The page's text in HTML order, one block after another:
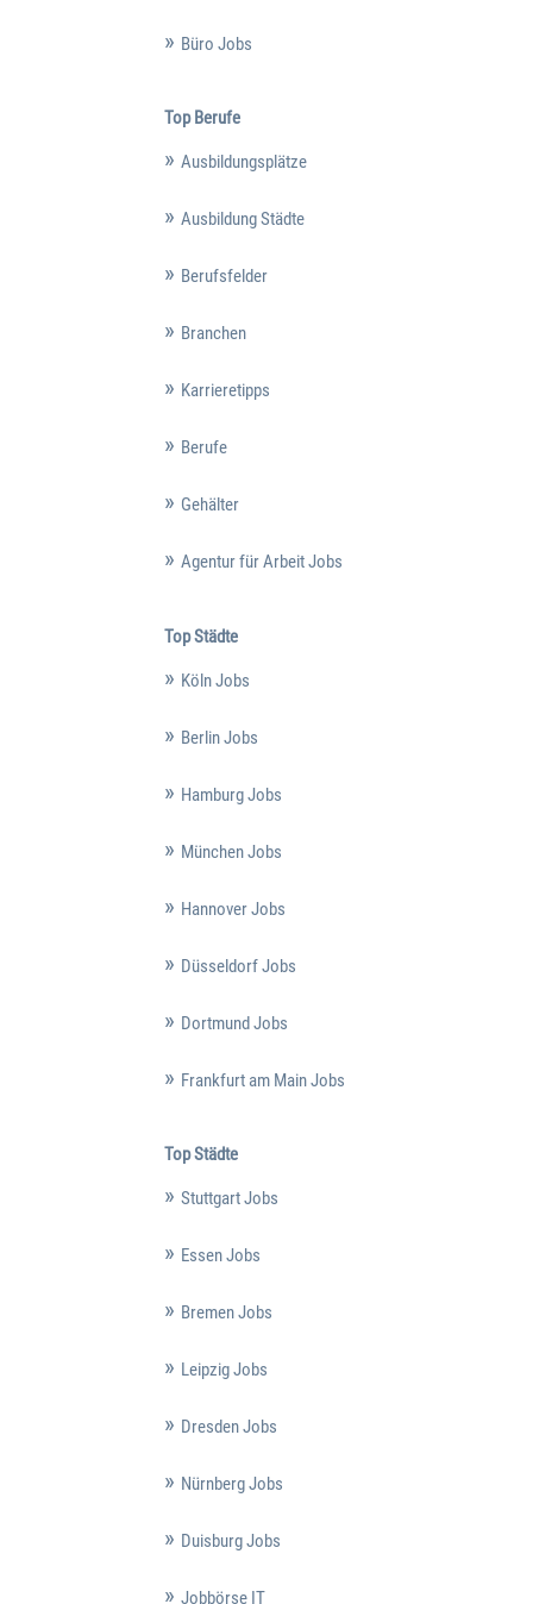
Büro Jobs
Top Berufe
Ausbildungsplätze
Ausbildung Städte
Berufsfelder
Branchen
Karrieretipps
Berufe
Gehälter
Agentur für Arbeit Jobs
Top Städte
Köln Jobs
Berlin Jobs
Hamburg Jobs
München Jobs
Hannover Jobs
Düsseldorf Jobs
Dortmund Jobs
Frankfurt am Main Jobs
Top Städte
Stuttgart Jobs
Essen Jobs
Bremen Jobs
Leipzig Jobs
Dresden Jobs
Nürnberg Jobs
Duisburg Jobs
Jobbörse IT